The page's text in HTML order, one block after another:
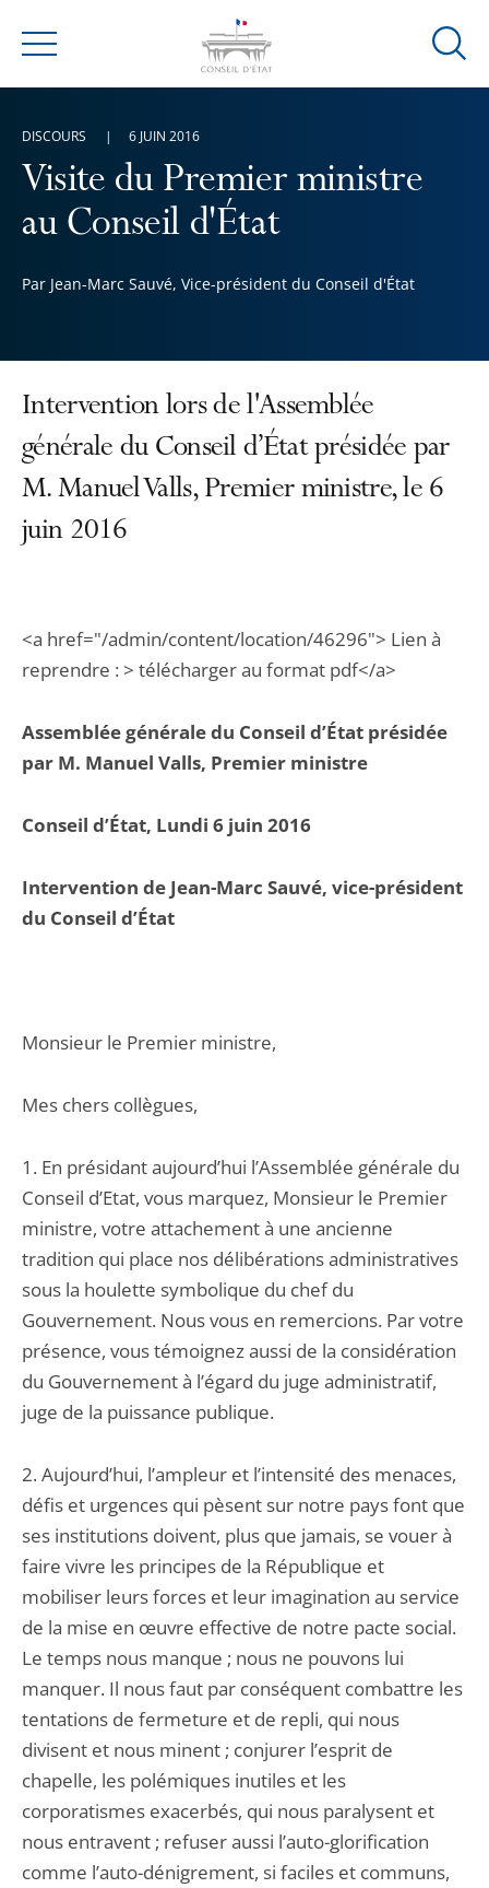
Menu
Ouvrir
Visite du Premier ministre
au Conseil d'État
Par Jean-Marc Sauvé, Vice-président du Conseil d'État
DISCOURS 6 JUIN 2016
Intervention lors de l'Assemblée
générale du Conseil d’État présidée par
M. Manuel Valls, Premier ministre, le 6
juin 2016
<a href="/admin/content/location/46296"> Lien à
reprendre : > télécharger au format pdf</a>
Assemblée générale du Conseil d’État présidée
par M. Manuel Valls, Premier ministre
Conseil d’État, Lundi 6 juin 2016
Intervention de Jean-Marc Sauvé, vice-président
du Conseil d’État
Monsieur le Premier ministre,
Mes chers collègues,
1. En présidant aujourd’hui l’Assemblée générale du
Conseil d’Etat, vous marquez, Monsieur le Premier
ministre, votre attachement à une ancienne
tradition qui place nos délibérations administratives
sous la houlette symbolique du chef du
Gouvernement. Nous vous en remercions. Par votre
présence, vous témoignez aussi de la considération
du Gouvernement à l’égard du juge administratif,
juge de la puissance publique.
2. Aujourd’hui, l’ampleur et l’intensité des menaces,
défis et urgences qui pèsent sur notre pays font que
ses institutions doivent, plus que jamais, se vouer à
faire vivre les principes de la République et
mobiliser leurs forces et leur imagination au service
de la mise en œuvre effective de notre pacte social.
Le temps nous manque ; nous ne pouvons lui
manquer. Il nous faut par conséquent combattre les
tentations de fermeture et de repli, qui nous
divisent et nous minent ; conjurer l’esprit de
chapelle, les polémiques inutiles et les
corporatismes exacerbés, qui nous paralysent et
nous entravent ; refuser aussi l’auto-glorification
comme l’auto-dénigrement, si faciles et communs,